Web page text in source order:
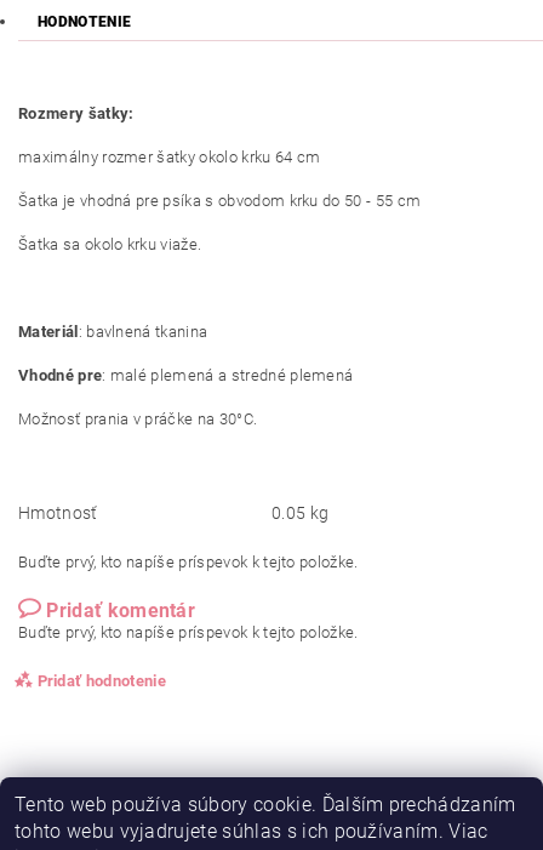
HODNOTENIE
Rozmery šatky:
maximálny rozmer šatky okolo krku 64 cm
Šatka je vhodná pre psíka s obvodom krku do 50 - 55 cm
Šatka sa okolo krku viaže.
Materiál : bavlnená tkanina
Vhodné pre: malé plemená a stredné plemená
Možnosť prania v práčke na 30°C.
Hmotnosť 0.05 kg
Buďte prvý, kto napíše príspevok k tejto položke.
Pridať komentár
Buďte prvý, kto napíše príspevok k tejto položke.
Pridať hodnotenie
Tento web používa súbory cookie. Ďalším prechádzaním
tohto webu vyjadrujete súhlas s ich používaním. Viac